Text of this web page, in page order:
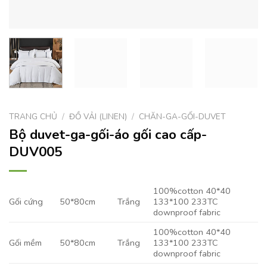
TRANG CHỦ / ĐỒ VẢI (LINEN) / CHĂN-GA-GỐI-DUVET
Bộ duvet-ga-gối-áo gối cao cấp-
DUV005
Gối cứng 50*80cm Trắng
100%cotton 40*40
133*100 233TC
downproof fabric
Gối mềm 50*80cm Trắng
100%cotton 40*40
133*100 233TC
downproof fabric